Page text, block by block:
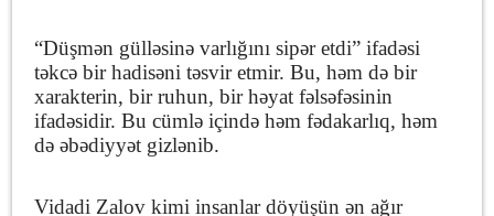
“Düşmən gülləsinə varlığını sipər etdi” ifadəsi
təkcə bir hadisəni təsvir etmir. Bu, həm də bir
xarakterin, bir ruhun, bir həyat fəlsəfəsinin
ifadəsidir. Bu cümlə içində həm fədakarlıq, həm
də əbədiyyət gizlənib.
Vidadi Zalov kimi insanlar döyüşün ən ağır